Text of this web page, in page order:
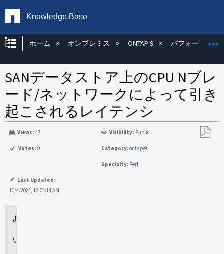
Knowledge Base
グローバル階層を展開/折りたたむ
ホーム オンプレミス ONTAP 9 パフォーマンス
SANデータストア上のCPU Nブレ
ード/ネットワークによって引き
起こされるレイテンシ
Views: 47 Visibility: Public
Votes: 0 Category:ontap-9
Specialty: Perf
Last Updated:
10/4/2024, 12:04:14 AM